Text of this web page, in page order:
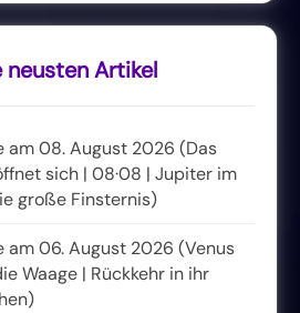
neusten Artikel
am 08. August 2026 (Das
sich | 08·08 | Jupiter im
große Finsternis)
am 06. August 2026 (Venus
Waage | Rückkehr in ihr